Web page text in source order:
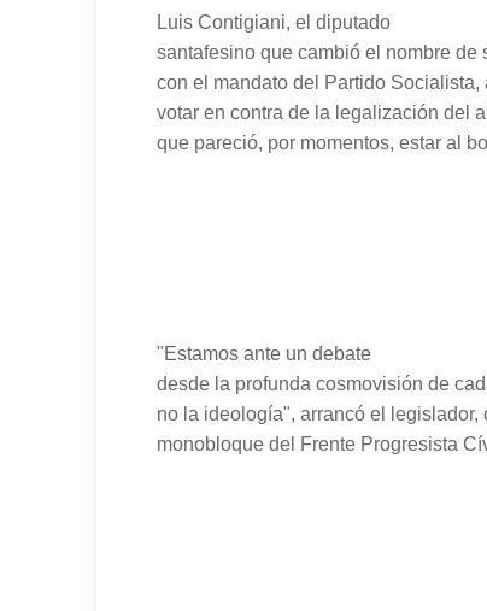
Luis Contigiani, el diputado
santafesino que cambió el nombre
con el mandato del Partido
votar en contra de la legalización del
que pareció, por momentos, estar al
"Estamos ante un debate
desde la profunda cosmovisión de
no la ideología", arrancó el legislador,
monobloque del Frente Progresista